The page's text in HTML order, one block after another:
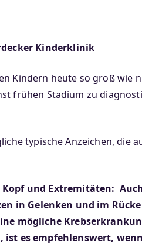
Kinderklinik
Kindern heute so groß wie
frühen Stadium zu
typische Anzeichen, die
Kopf und Extremitäten:
in Gelenken und im
mögliche
es empfehlenswert,